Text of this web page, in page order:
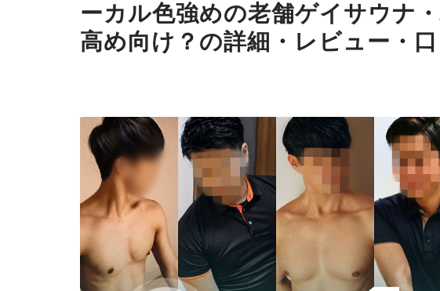
ーカル色強めの老舗ゲイサウナ
高め向け？の詳細・レビュー・口